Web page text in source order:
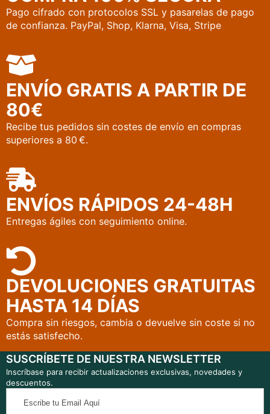
tupapeleriapaseo@gmail.com
gestionamos contigo.
Producto dañado o incorrecto:
cambiamos o reembolsamos sin coste
alguno.
Devolución por otros motivos:
descontarán los gastos de envío del
reembolso.
tupapeleriapaseo@gmail.com
Pago cifrado con protocolos SSL y pasarelas de pago
de confianza. PayPal, Shop, Klarna, Visa, Stripe
ENVÍO GRATIS A PARTIR DE
80€
Recibe tus pedidos sin costes de envío en compras
superiores a 80 €.
ENVÍOS RÁPIDOS 24-48H
Entregas ágiles con seguimiento online.
DEVOLUCIONES GRATUITAS
HASTA 14 DÍAS
Compra sin riesgos, cambia o devuelve sin coste si no
estás satisfecho.
SUSCRÍBETE DE NUESTRA NEWSLETTER
Inscríbase para recibir actualizaciones exclusivas, novedades y
descuentos.